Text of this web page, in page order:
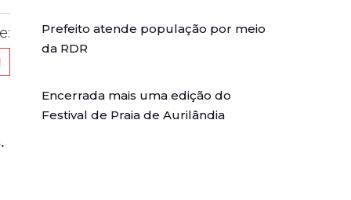
Prefeito atende população por meio
da RDR
Encerrada mais uma edição do
Festival de Praia de Aurilândia